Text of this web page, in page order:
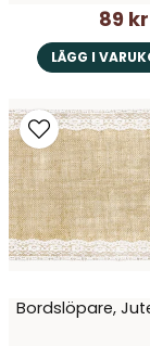
89 kr
LÄGG I
Bordslöpare,